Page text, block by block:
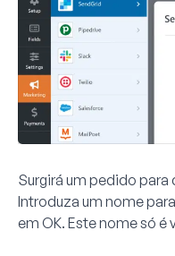
Surgirá um pedido para
Introduza um nome
em OK. Este nome só é